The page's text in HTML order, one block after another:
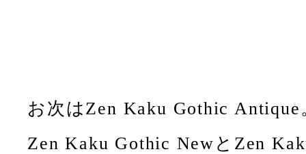
お次はZen Kaku Gothic Antique
Zen Kaku Gothic NewとZen